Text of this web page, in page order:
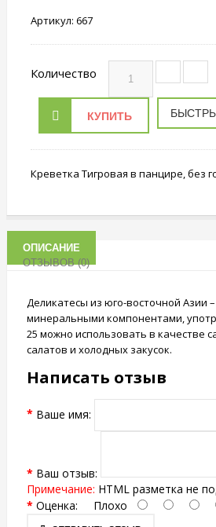
Артикул: 667
Количество
КУПИТЬ
Креветка Тигровая в панцире, без
ОПИСАНИЕ
ОТЗЫВОВ (0)
Деликатесы из юго-восточной Азии
минеральными компонентами,
25 можно использовать в качестве
салатов и холодных закусок.
Написать отзыв
Ваше имя:
Ваш отзыв:
Примечание: HTML разметка не
Оценка: Плохо